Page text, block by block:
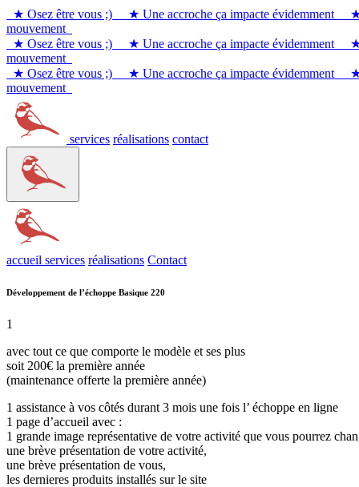
★ Osez être vous ;) ★ Une accroche ça impacte évidemment
mouvement
★ Osez être vous ;)
★ Une accroche ça impacte évidemment
mouvement
★ Osez être vous ;)
★ Une accroche ça impacte évidemment
mouvement
services réalisations contact
accueil services réalisations Contact
Développement de l’échoppe Basique 220
1
avec tout ce que comporte le modèle et ses plus
soit 200€ la première année
(maintenance offerte la première année)
1 assistance à vos côtés durant 3 mois une fois l’ échoppe en ligne
1 page d’accueil avec :
1 grande image représentative de votre activité que vous pourrez
une brève présentation de votre activité,
une brève présentation de vous,
les dernieres produits installés sur le site